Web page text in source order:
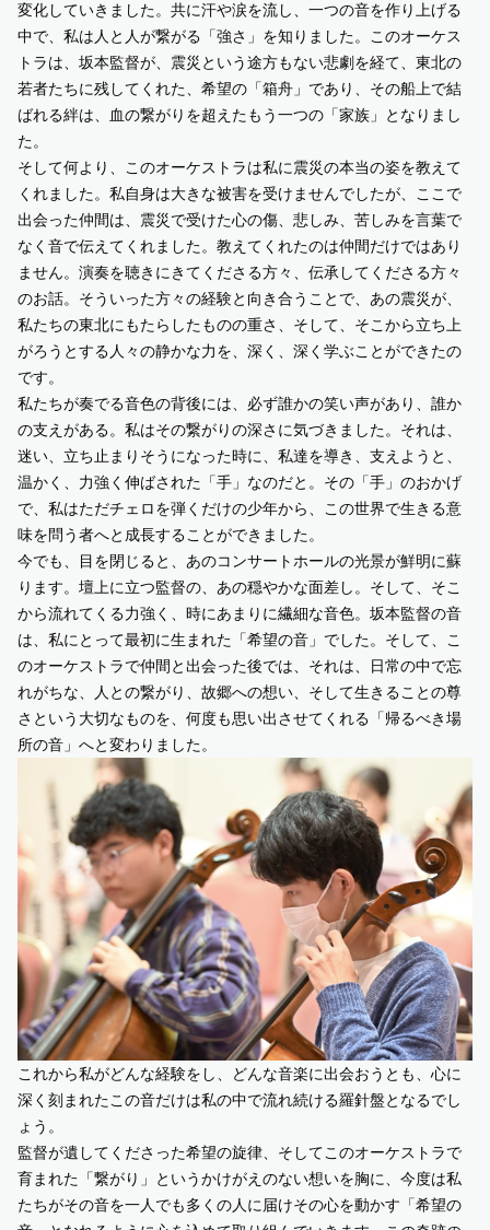
変化していきました。共に汗や涙を流し、一つの音を作り上げる
中で、私は人と人が繋がる「強さ」を知りました。このオーケス
トラは、坂本監督が、震災という途方もない悲劇を経て、東北の
若者たちに残してくれた、希望の「箱舟」であり、その船上で結
ばれる絆は、血の繋がりを超えたもう一つの「家族」となりまし
た。
そして何より、このオーケストラは私に震災の本当の姿を教えて
くれました。私自身は大きな被害を受けませんでしたが、ここで
出会った仲間は、震災で受けた心の傷、悲しみ、苦しみを言葉で
なく音で伝えてくれました。教えてくれたのは仲間だけではあり
ません。演奏を聴きにきてくださる方々、伝承してくださる方々
のお話。そういった方々の経験と向き合うことで、あの震災が、
私たちの東北にもたらしたものの重さ、そして、そこから立ち上
がろうとする人々の静かな力を、深く、深く学ぶことができたの
です。
私たちが奏でる音色の背後には、必ず誰かの笑い声があり、誰か
の支えがある。私はその繋がりの深さに気づきました。それは、
迷い、立ち止まりそうになった時に、私達を導き、支えようと、
温かく、力強く伸ばされた「手」なのだと。その「手」のおかげ
で、私はただチェロを弾くだけの少年から、この世界で生きる意
味を問う者へと成長することができました。
今でも、目を閉じると、あのコンサートホールの光景が鮮明に蘇
ります。壇上に立つ監督の、あの穏やかな面差し。そして、そこ
から流れてくる力強く、時にあまりに繊細な音色。坂本監督の音
は、私にとって最初に生まれた「希望の音」でした。そして、こ
のオーケストラで仲間と出会った後では、それは、日常の中で忘
れがちな、人との繋がり、故郷への想い、そして生きることの尊
さという大切なものを、何度も思い出させてくれる「帰るべき場
所の音」へと変わりました。
これから私がどんな経験をし、どんな音楽に出会おうとも、心に
深く刻まれたこの音だけは私の中で流れ続ける羅針盤となるでし
ょう。
監督が遺してくださった希望の旋律、そしてこのオーケストラで
育まれた「繋がり」というかけがえのない想いを胸に、今度は私
たちがその音を一人でも多くの人に届けその心を動かす「希望の